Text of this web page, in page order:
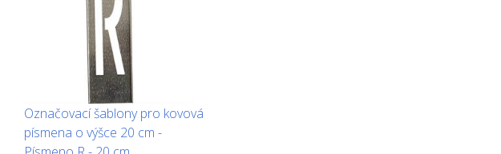
Označovací šablony pro kovová
písmena o výšce 20 cm -